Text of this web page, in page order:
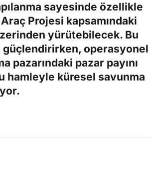
sayesinde özellikle
Projesi kapsamındaki
yürütebilecek. Bu
güçlendirirken, operasyonel
pazarındaki pazar payını
hamleyle küresel savunma